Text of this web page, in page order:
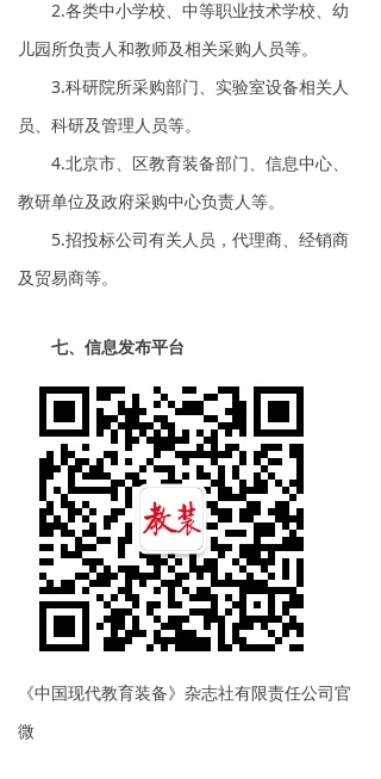
2.各类中小学校、中等职业技术学校、幼
儿园所负责人和教师及相关采购人员等。
3.科研院所采购部门、实验室设备相关人
员、科研及管理人员等。
4.北京市、区教育装备部门、信息中心、
教研单位及政府采购中心负责人等。
5.招投标公司有关人员，代理商、经销商
及贸易商等。
七、信息发布平台
《中国现代教育装备》杂志社有限责任公司官
微